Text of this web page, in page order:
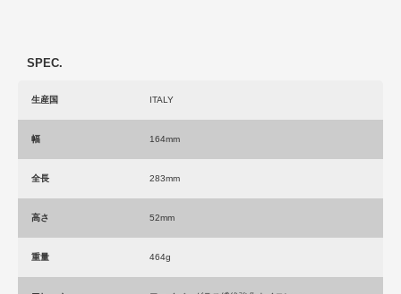
SPEC.
生産国 ITALY
幅 164mm
全長 283mm
高さ 52mm
重量 464g